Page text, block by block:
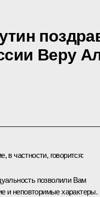
Веру
в частности, говорится:
позволили Вам
и неповторимые характеры.